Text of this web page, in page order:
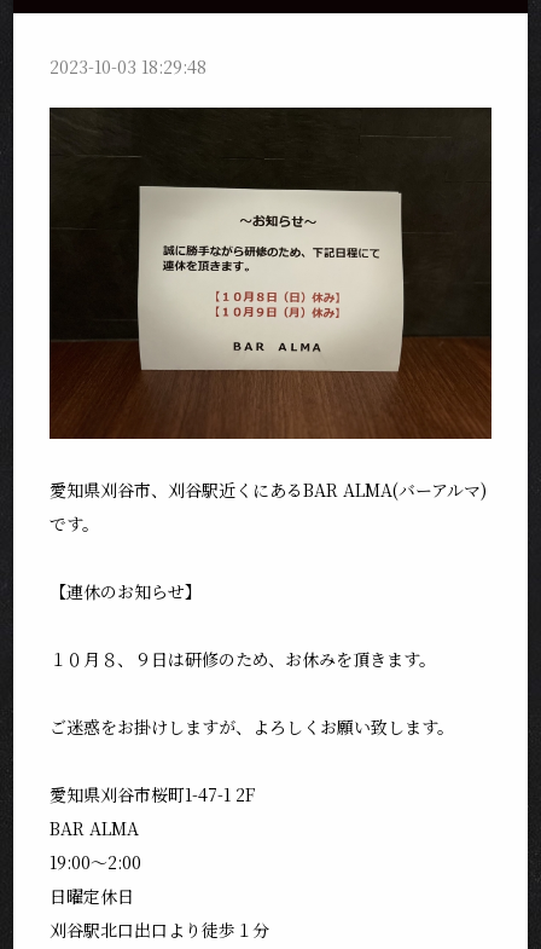
2023-10-03 18:29:48
愛知県刈谷市、刈谷駅近くにあるBAR ALMA(バーアルマ)
です。
【連休のお知らせ】
１０月８、９日は研修のため、お休みを頂きます。
ご迷惑をお掛けしますが、よろしくお願い致します。
愛知県刈谷市桜町1-47-1 2F
BAR ALMA
19:00〜2:00
日曜定休日
刈谷駅北口出口より徒歩１分